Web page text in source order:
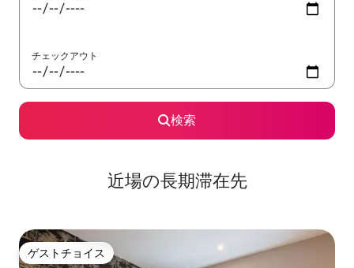
チェックアウト
検索
近場の長期滞在先
ゲストチョイス
ゲストチョイス